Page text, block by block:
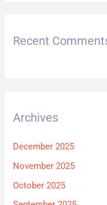
Recent
Archives
December 2025
November 2025
October 2025